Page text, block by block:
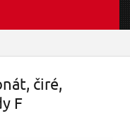
čiré,
F